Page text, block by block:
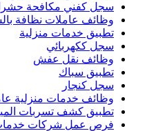
سجل كفني مكافحة
وظائف عاملات نظافة
تطبيق خدمات منزلية
سجل ككهربائي
وظائف نقل عفش
تطبيق سباك
سجل كنجار
وظائف خدمات منزلية
تطبيق كشف تسربات
فرص عمل شركات